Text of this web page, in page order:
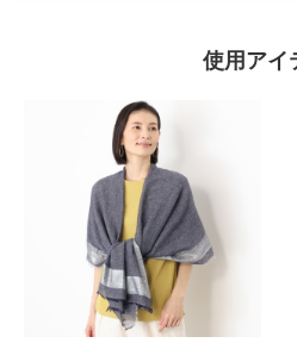
使用アイ